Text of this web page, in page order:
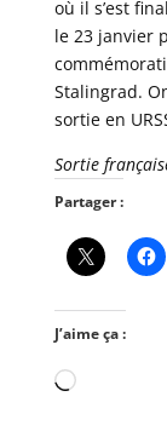
où il s’est
le 23 janvier
Stalingrad.
sortie en
Sortie
Partager :
J’aime ça :